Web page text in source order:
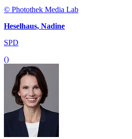
© Photothek Media Lab
Heselhaus, Nadine
SPD
()